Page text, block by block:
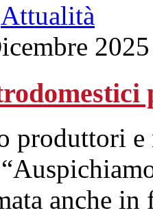
Attualità
produttori
anche in